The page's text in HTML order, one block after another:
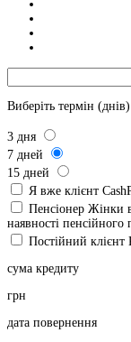
Виберіть термін (днів)
3 дня
7 дней
15 дней
Я вже клієнт
Пенсіонер Жінки
наявності пенсійного
Постійний клієнт
сума кредиту
грн
дата повернення